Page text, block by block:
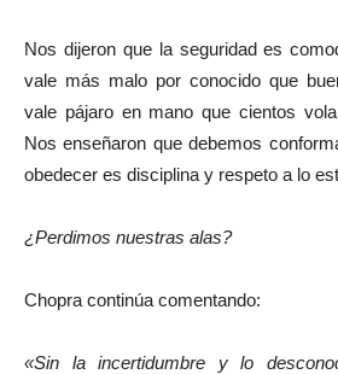
Nos dijeron que la seguridad es
vale más malo por conocido que
vale pájaro en mano que cientos
Nos enseñaron que debemos
obedecer es disciplina y respeto a lo
¿Perdimos nuestras alas?
Chopra continúa comentando:
«Sin la incertidumbre y lo